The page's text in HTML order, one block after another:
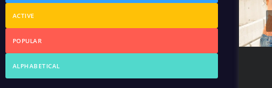
ACTIVE
POPULAR
ALPHABETICAL